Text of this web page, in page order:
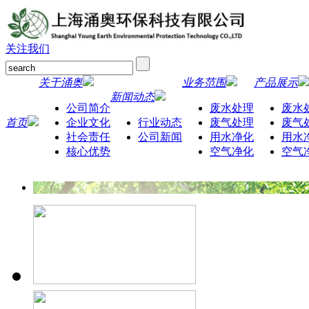
关注我们
首页
关于涌奥
公司简介
企业文化
社会责任
核心优势
新闻动态
行业动态
公司新闻
业务范围
废水处理
废气处理
用水净化
空气净化
产品展示
废水
废气
用水
空气